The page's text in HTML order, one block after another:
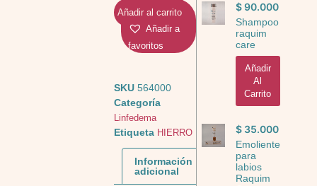
Añadir al carrito
Añadir a
favoritos
SKU 564000
Categoría
Linfedema
Etiqueta HIERRO
Información
adicional
$90.000
Shampoo
raquim
care
Añadir
Al
Carrito
$35.000
Emoliente
para
labios
Raquim